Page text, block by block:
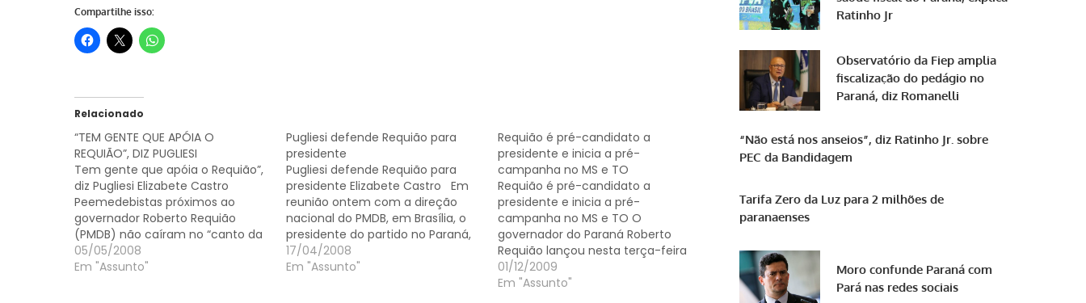
Compartilhe isso:
Relacionado
“TEM GENTE QUE APÓIA O
REQUIÃO”, DIZ PUGLIESI
Tem gente que apóia o Requião”,
diz Pugliesi Elizabete Castro
Peemedebistas próximos ao
governador Roberto Requião
(PMDB) não caíram no “canto da
sereia” do ex-governador de São
Paulo Orestes Quércia, que,
05/05/2008
Em "Assunto"
Pugliesi defende Requião para
presidente
Pugliesi defende Requião para
presidente Elizabete Castro Em
reunião ontem com a direção
nacional do PMDB, em Brasília, o
presidente do partido no Paraná,
o deputado estadual Waldyr
Pugliesi, defendeu o lançamento
17/04/2008
Em "Assunto"
Requião é pré-candidato a
presidente e inicia a pré-
campanha no MS e TO
Requião é pré-candidato a
presidente e inicia a pré-
campanha no MS e TO O
governador do Paraná Roberto
Requião lançou nesta terça-feira
(1º) em Brasília sua pré-
candidatura à presidente pelo
01/12/2009
Em "Assunto"
Ratinho Jr
Observatório da Fiep amplia
fiscalização do pedágio no
Paraná, diz Romanelli
“Não está nos anseios”, diz Ratinho Jr. sobre
PEC da Bandidagem
Tarifa Zero da Luz para 2 milhões de
paranaenses
Moro confunde Paraná com
Pará nas redes sociais